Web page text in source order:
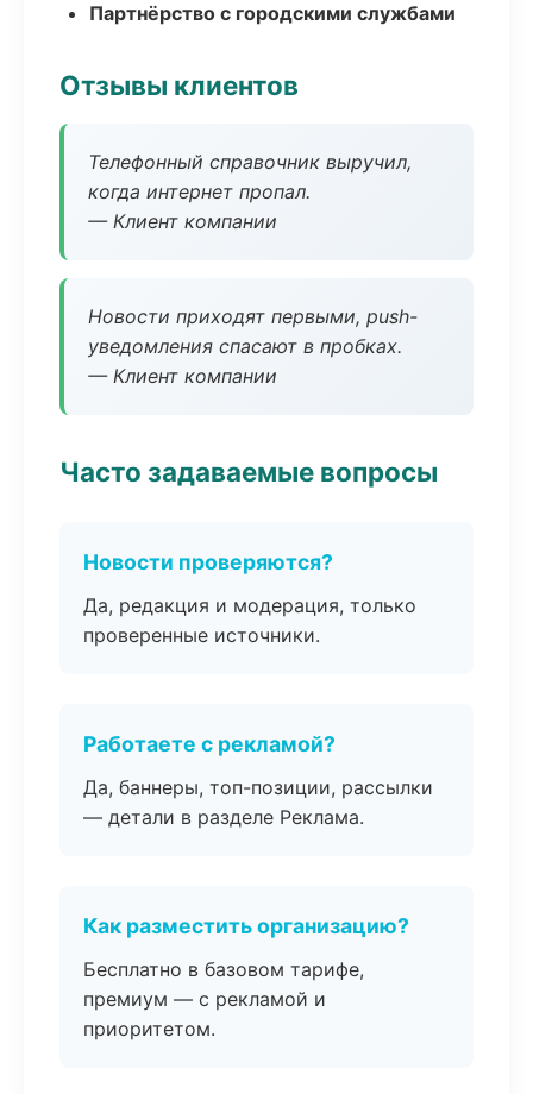
Партнёрство с городскими службами
Отзывы клиентов
Телефонный справочник выручил,
когда интернет пропал.
— Клиент компании
Новости приходят первыми, push-
уведомления спасают в пробках.
— Клиент компании
Часто задаваемые вопросы
Новости проверяются?
Да, редакция и модерация, только
проверенные источники.
Работаете с рекламой?
Да, баннеры, топ-позиции, рассылки
— детали в разделе Реклама.
Как разместить организацию?
Бесплатно в базовом тарифе,
премиум — с рекламой и
приоритетом.